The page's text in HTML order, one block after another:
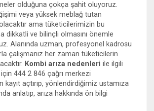
olduğuna çokça şahit oluyoruz.
veya yüksek meblağ tutan
ama tüketicilerimizin bu
dikkatli ve bilinçli olmasını önemle
Alanında uzman, profesyonel kadrosu
çalışmanız her zaman tüketicilerin
Kombi arıza nedenleri ile ilgili
444 2 846 çağrı merkezi
kayıt açtırıp, yönlendirdiğimiz ustamıza
anlatıp, arıza hakkında ön bilgi